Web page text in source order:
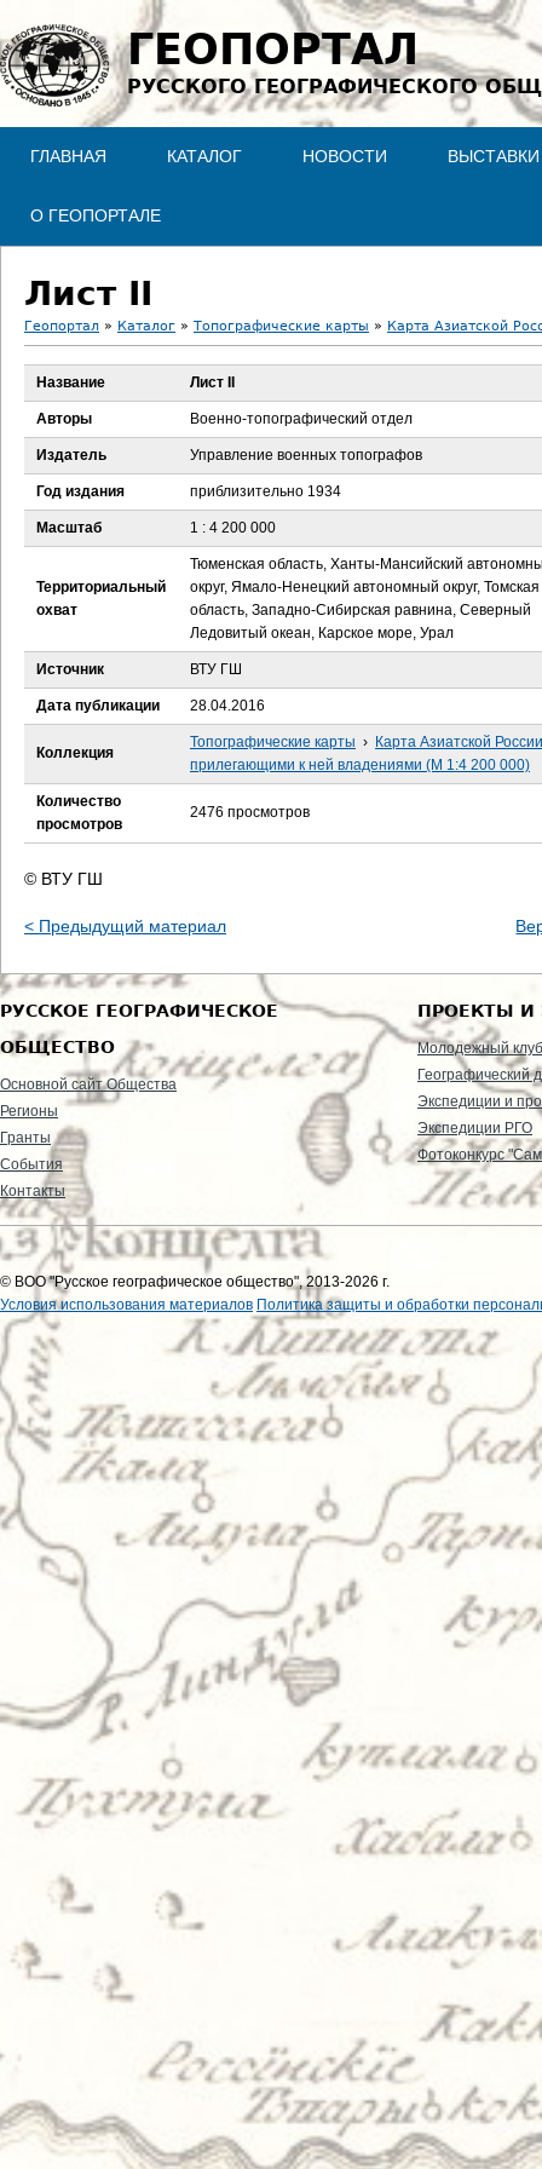
Jump to navigation
ГЕОПОРТАЛ
РУССКОГО ГЕОГРАФИЧЕСКОГО
ГЛАВНАЯ КАТАЛОГ НОВОСТИ ВЫСТАВКИ
О ГЕОПОРТАЛЕ
Лист II
В
ы
д
е
ь
Геопортал » Каталог » Топографические карты » Карта Азиатской
Название Лист II
Авторы Военно-топографический отдел
Издатель Управление военных топографов
Год издания приблизительно 1934
Масштаб 1 : 4 200 000
Территориальный
охват
Тюменская область, Ханты-Мансийский
округ, Ямало-Ненецкий автономный округ, Томская
область, Западно-Сибирская равнина, Северный
Ледовитый океан, Карское море, Урал
Источник ВТУ ГШ
Дата публикации 28.04.2016
Коллекция
Топографические карты › Карта Азиатской
прилегающими к ней владениями (М 1:4 200 000)
Количество
просмотров
2476 просмотров
© ВТУ ГШ
< Предыдущий материал
РУССКОЕ ГЕОГРАФИЧЕСКОЕ
ОБЩЕСТВО
Основной сайт Общества
Регионы
Гранты
События
Контакты
ПРОЕКТЫ И
Молодежный клуб
Географический
Экспедиции и
Экспедиции РГО
Фотоконкурс
© ВОО "Русское географическое общество", 2013-2026 г.
Условия использования материалов Политика защиты и обработки